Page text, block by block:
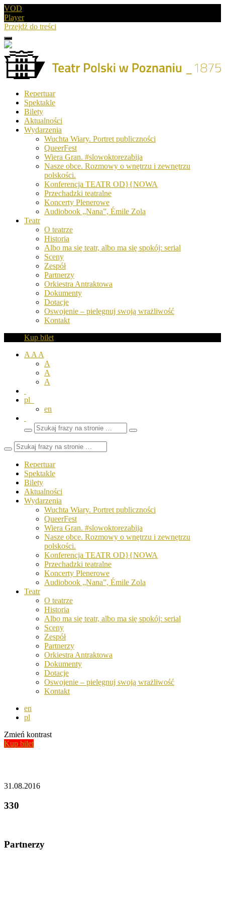
VOD
Player
Przejdź do treści
Menu
Drugie
logo
Teatr
Polski
Poznaniu
Repertuar
Spektakle
Bilety
Aktualności
Wydarzenia
Wuchta Wiary. Portret publiczności
QueerFest
Wiera Gran. #slowoktorezabija
Nasze obce. Rozmowy o wnętrzu i zewnętrzu
polskości.
Konferencja TEATR OD}{NOWA
Przechadzki teatralne
Koncerty Plenerowe
Audiobook „Nana”, Émile Zola
Teatr
O teatrze
Historia
Albo ma się teatr, albo ma się spokój: serial
Sceny
Zespół
Partnerzy
Orkiestra Antraktowa
Dokumenty
Dotacje
Oswojenie – pielęgnuj swoją wrażliwość
Kontakt
Kup bilet
A A A
A
A
A
pl
en
Wyszukaj
frazy
Zamknij
Repertuar
Spektakle
Bilety
Aktualności
Wydarzenia
Wuchta Wiary. Portret publiczności
QueerFest
Wiera Gran. #slowoktorezabija
Nasze obce. Rozmowy o wnętrzu i zewnętrzu
polskości.
Konferencja TEATR OD}{NOWA
Przechadzki teatralne
Koncerty Plenerowe
Audiobook „Nana”, Émile Zola
Teatr
O teatrze
Historia
Albo ma się teatr, albo ma się spokój: serial
Sceny
Zespół
Partnerzy
Orkiestra Antraktowa
Dokumenty
Dotacje
Oswojenie – pielęgnuj swoją wrażliwość
Kontakt
en
pl
Zmień kontrast
Kup bilet
31.08.2016
330
Partnerzy